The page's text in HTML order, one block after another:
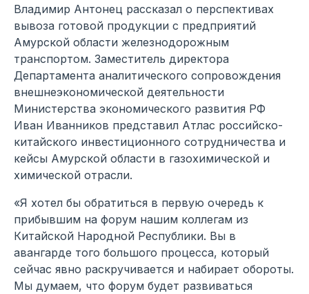
Владимир Антонец рассказал о перспективах
вывоза готовой продукции с предприятий
Амурской области железнодорожным
транспортом. Заместитель директора
Департамента аналитического сопровождения
внешнеэкономической деятельности
Министерства экономического развития РФ
Иван Иванников представил Атлас российско-
китайского инвестиционного сотрудничества и
кейсы Амурской области в газохимической и
химической отрасли.
«Я хотел бы обратиться в первую очередь к
прибывшим на форум нашим коллегам из
Китайской Народной Республики. Вы в
авангарде того большого процесса, который
сейчас явно раскручивается и набирает обороты.
Мы думаем, что форум будет развиваться